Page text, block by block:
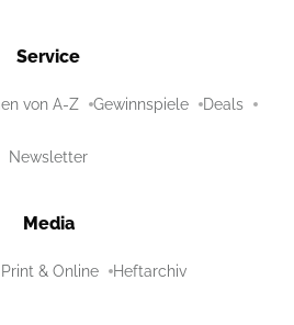
Service
von A-Z Gewinnspiele Deals
Newsletter
Media
& Online Heftarchiv